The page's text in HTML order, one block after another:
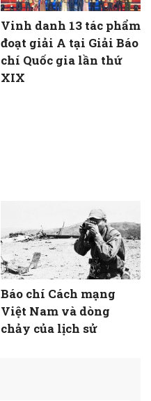
Vinh danh 13 tác phẩm
đoạt giải A tại Giải Báo
chí Quốc gia lần thứ
XIX
Báo chí Cách mạng
Việt Nam và dòng
chảy của lịch sử